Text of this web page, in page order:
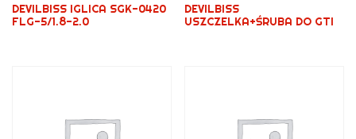
DEVILBISS IGLICA SGK-0420
FLG-5/1.8-2.0
DEVILBISS
USZCZELKA+ŚRUBA DO GTI